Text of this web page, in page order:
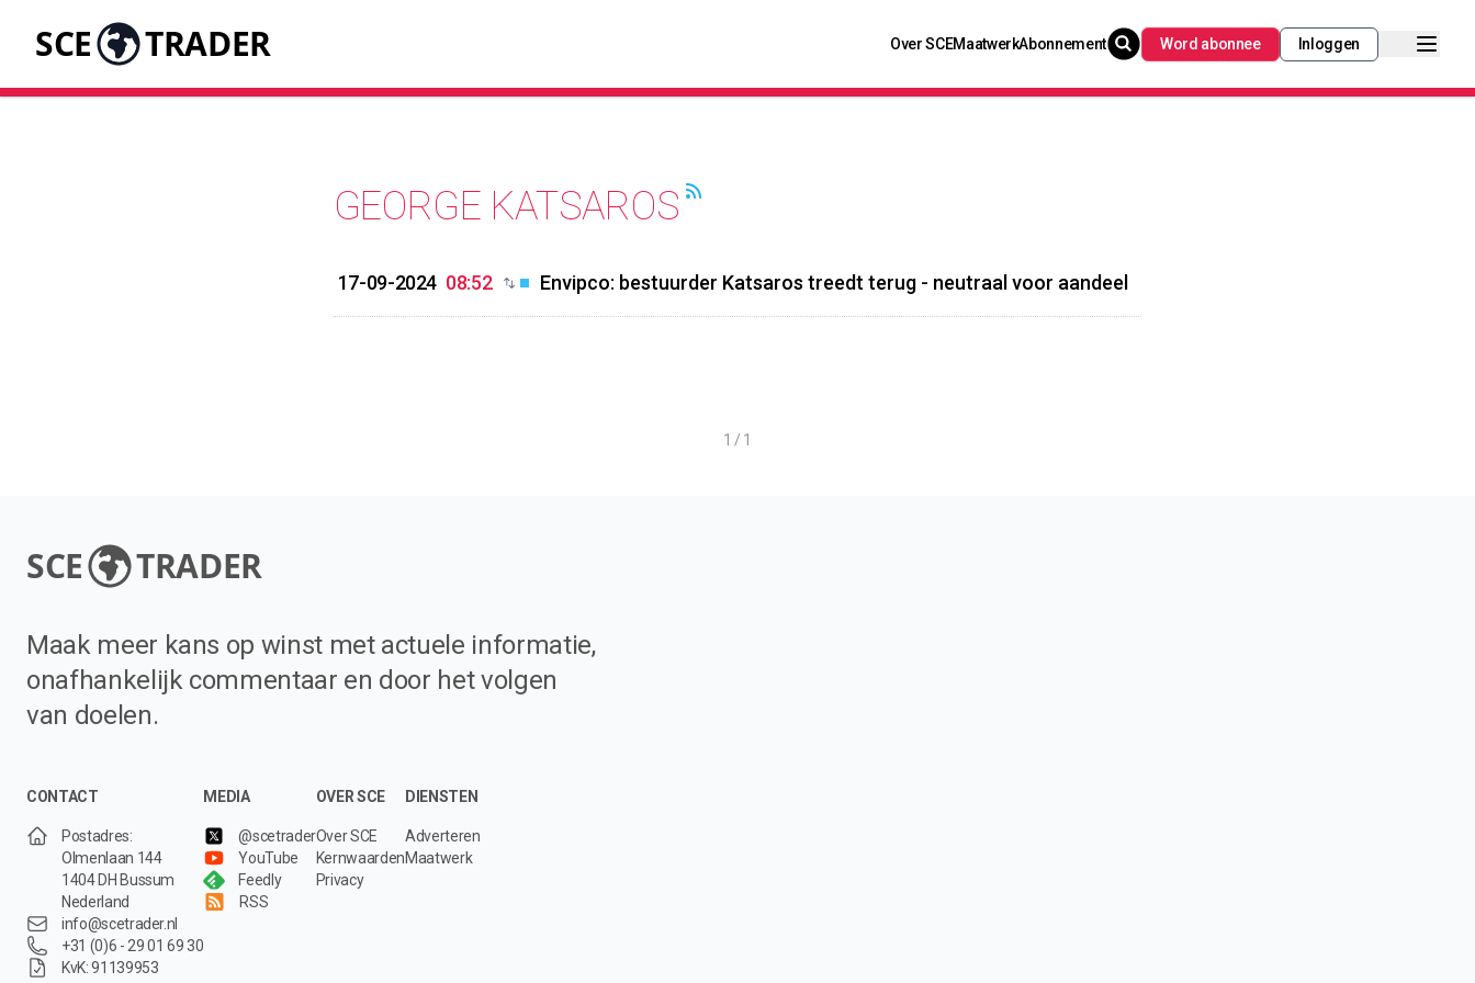
SCE TRADER Over SCEMaatwerkAbonnement Word abonnee Inloggen
GEORGE KATSAROS
17-09-2024 08:52 Envipco: bestuurder Katsaros treedt terug - neutraal voor aandeel
1 / 1
SCE TRADER
Maak meer kans op winst met actuele informatie,
onafhankelijk commentaar en door het volgen
van doelen.
CONTACT
Postadres:
Olmenlaan 144
1404 DH Bussum
Nederland
info@scetrader.nl
+31 (0)6 - 29 01 69 30
KvK: 91139953
MEDIA
@scetrader
YouTube
Feedly
RSS
OVER SCE
Over SCE
Kernwaarden
Privacy
DIENSTEN
Adverteren
Maatwerk